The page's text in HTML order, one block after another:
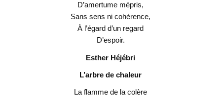
D’amertume mépris,
Sans sens ni cohérence,
À l’égard d’un regard
D’espoir.
Esther Héjébri
L’arbre de chaleur
La flamme de la colère